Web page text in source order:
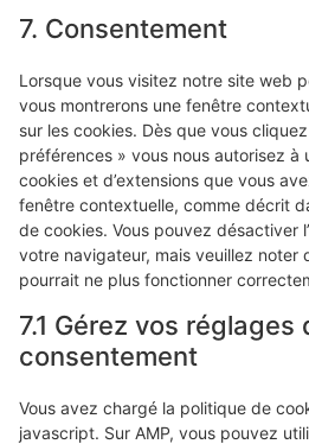
7. Consentement
Lorsque vous visitez notre site web
vous montrerons une fenêtre
sur les cookies. Dès que vous
préférences » vous nous autorisez à
cookies et d’extensions que vous
fenêtre contextuelle, comme décrit
de cookies. Vous pouvez désactiver
votre navigateur, mais veuillez noter
pourrait ne plus fonctionner
7.1 Gérez vos réglages
consentement
Vous avez chargé la politique de
javascript. Sur AMP, vous pouvez